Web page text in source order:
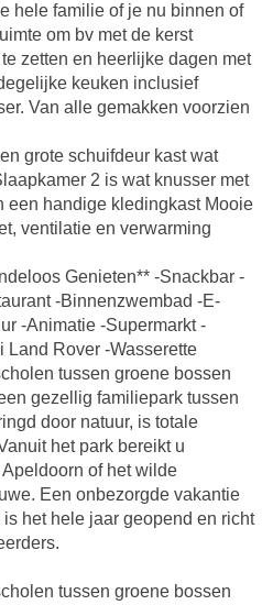
hele familie of je nu binnen of
om bv met de kerst
zetten en heerlijke dagen met
keuken inclusief
Van alle gemakken voorzien
grote schuifdeur kast wat
2 is wat knusser met
een handige kledingkast Mooie
ventilatie en verwarming
Genieten** -Snackbar -
-Binnenzwembad -E-
-Animatie -Supermarkt -
Rover -Wasserette
tussen groene bossen
gezellig familiepark tussen
door natuur, is totale
het park bereikt u
of het wilde
Een onbezorgde vakantie
het hele jaar geopend en richt
tussen groene bossen